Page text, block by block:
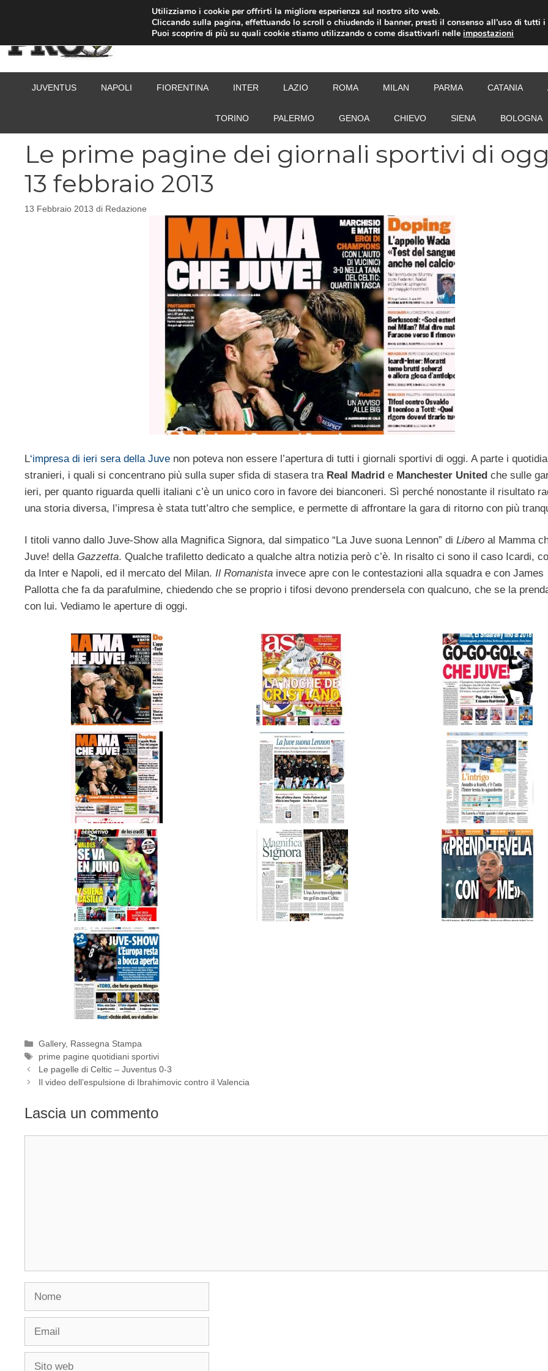
JUVENTUS NAPOLI FIORENTINA INTER LAZIO ROMA MILAN PARMA CATANIA
TORINO PALERMO GENOA CHIEVO SIENA BOLOGNA
Le prime pagine dei giornali sportivi di
13 febbraio 2013
13 Febbraio 2013 di Redazione
L‘impresa di ieri sera della Juve non poteva non essere l’apertura di tutti i giornali sportivi di oggi. A parte i
stranieri, i quali si concentrano più sulla super sfida di stasera tra Real Madrid e Manchester United che sulle
ieri, per quanto riguarda quelli italiani c’è un unico coro in favore dei bianconeri. Sì perché nonostante il risultato
una storia diversa, l’impresa è stata tutt’altro che semplice, e permette di affrontare la gara di ritorno con più
I titoli vanno dallo Juve-Show alla Magnifica Signora, dal simpatico “La Juve suona Lennon” di Libero al Mamma
Juve! della Gazzetta. Qualche trafiletto dedicato a qualche altra notizia però c’è. In risalto ci sono il caso Icardi,
da Inter e Napoli, ed il mercato del Milan. Il Romanista invece apre con le contestazioni alla squadra e con James
Pallotta che fa da parafulmine, chiedendo che se proprio i tifosi devono prendersela con qualcuno, che se la
con lui. Vediamo le aperture di oggi.
Categorie
Gallery, Rassegna Stampa
Tag
prime pagine quotidiani sportivi
Le pagelle di Celtic – Juventus 0-3
Il video dell’espulsione di Ibrahimovic contro il Valencia
Lascia un commento
Utilizziamo i cookie per offrirti la migliore esperienza sul nostro sito web.
Cliccando sulla pagina, effettuando lo scroll o chiudendo il banner, presti il consenso all’uso di tutti i
Puoi scoprire di più su quali cookie stiamo utilizzando o come disattivarli nelleimpostazioni